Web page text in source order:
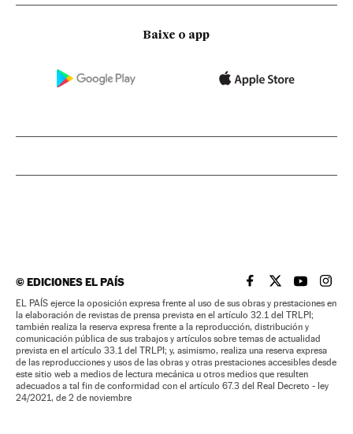
Baixe o app
©EDICIONES EL PAÍS EL PAÍS BRASIL EN
EL PAÍSEL PAÍS
EL
EL PAÍS ejerce la oposición expresa frente al uso de sus obras y prestaciones en
la elaboración de revistas de prensa prevista en el artículo 32.1 del TRLPI;
también realiza la reserva expresa frente a la reproducción, distribución y
comunicación pública de sus trabajos y artículos sobre temas de actualidad
prevista en el artículo 33.1 del TRLPI; y, asimismo, realiza una reserva expresa
de las reproducciones y usos de las obras y otras prestaciones accesibles desde
este sitio web a medios de lectura mecánica u otros medios que resulten
adecuados a tal fin de conformidad con el artículo 67.3 del Real Decreto - ley
24/2021, de 2 de noviembre